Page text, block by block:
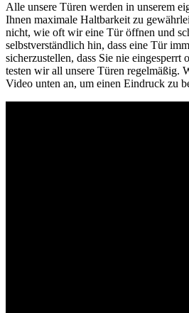
Alle unsere Türen werden in unserem
Ihnen maximale Haltbarkeit zu
nicht, wie oft wir eine Tür öffnen und
selbstverständlich hin, dass eine Tür
sicherzustellen, dass Sie nie eingesperrt
testen wir all unsere Türen regelmäßig.
Video unten an, um einen Eindruck zu